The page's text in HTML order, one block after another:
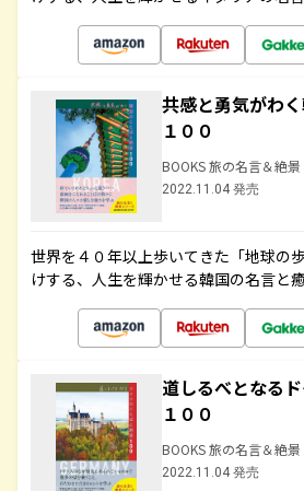
共感と勇気がわ
１００
BOOKS 旅の名言＆絶景
2022.11.04 発売
世界を４０年以上歩いてきた「地球の
けする、人生を輝かせる韓国の名言と
道しるべとなる
１００
BOOKS 旅の名言＆絶景
2022.11.04 発売